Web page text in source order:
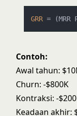
GRR = (MRR
Contoh:
Awal tahun:
Churn: -$800K
Kontraksi: -
Keadaan akhir: